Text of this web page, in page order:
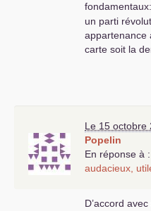
un parti
appartenance
carte soit la
Le 15 octobre
Popelin
En réponse à :
audacieux,
D’accord